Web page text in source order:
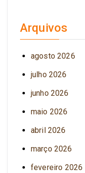
Arquivos
agosto 2026
julho 2026
junho 2026
maio 2026
abril 2026
março 2026
fevereiro 2026